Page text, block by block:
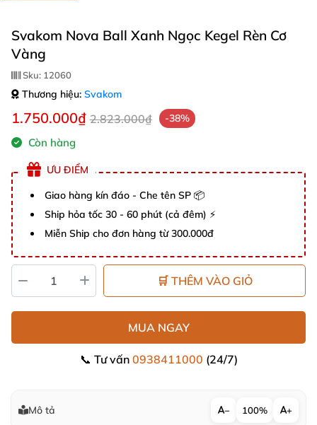
Svakom Nova Ball Xanh Ngọc Kegel Rèn Cơ
Vàng
Sku: 12060
Thương hiệu: Svakom
1.750.000₫ 2.823.000₫ -38%
Còn hàng
ƯU ĐIỂM
Giao hàng kín đáo - Che tên SP 📦
Ship hỏa tốc 30 - 60 phút (cả đêm) ⚡
Miễn Ship cho đơn hàng từ 300.000đ
🛒 THÊM VÀO GIỎ
MUA NGAY
📞 Tư vấn 0938411000 (24/7)
Mô tả − 100% +